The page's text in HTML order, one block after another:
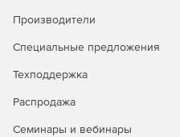
пользователей. В комплект
дополнительных бесплатных
резервирования.
Производители
Специальные предложения
Техподдержка
Распродажа
Семинары и вебинары